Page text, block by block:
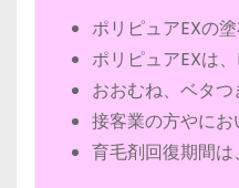
ポリピュアEXの
ポリピュアEXは
おおむね、ベタ
接客業の方やに
育毛剤回復期間